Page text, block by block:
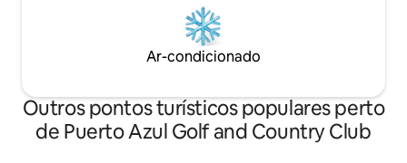
Ar-condicionado
Outros pontos turísticos populares perto
de Puerto Azul Golf and Country Club